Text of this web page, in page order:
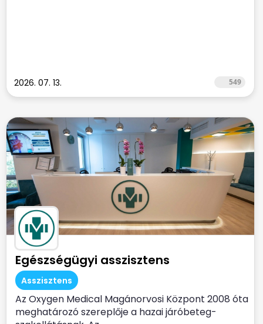
2026. 07. 13. 549
Egészségügyi asszisztens
Asszisztens
Az Oxygen Medical Magánorvosi Központ 2008 óta
meghatározó szereplője a hazai járóbeteg-